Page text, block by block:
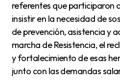
referentes que participaron
insistir en la necesidad de
de prevención, asistencia y
marcha de Resistencia, el
y fortalecimiento de esas
junto con las demandas